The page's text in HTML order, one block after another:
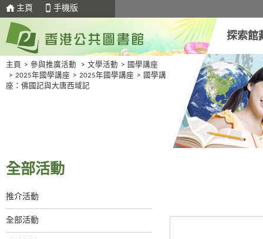
主頁 手機版
探索館
主頁 > 參與推廣活動 > 文學活動 > 國學講座
> 2025年國學講座 > 2025年國學講座 > 國學講
座：佛國記與大唐西域記
全部活動
推介活動
全部活動